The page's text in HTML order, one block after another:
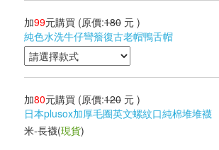
加99元購買 (原價:180 元 )
純色水洗牛仔彎簷復古老帽鴨舌帽
加80元購買 (原價:120 元 )
日本plusox加厚毛圈英文螺紋口純棉堆堆襪
米-長襪(現貨)